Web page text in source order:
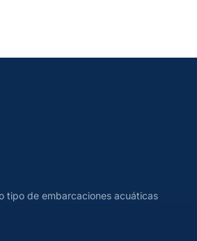
tipo de embarcaciones acuáticas